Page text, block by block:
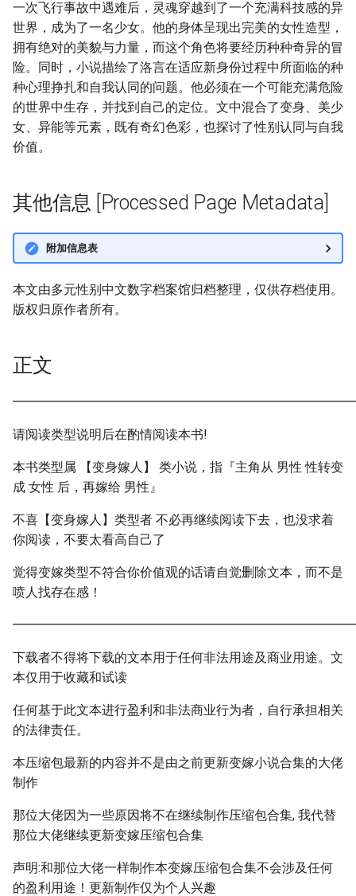
一次飞行事故中遇难后，灵魂穿越到了一个充满科技感的异
世界，成为了一名少女。他的身体呈现出完美的女性造型，
拥有绝对的美貌与力量，而这个角色将要经历种种奇异的冒
险。同时，小说描绘了洛言在适应新身份过程中所面临的种
种心理挣扎和自我认同的问题。他必须在一个可能充满危险
的世界中生存，并找到自己的定位。文中混合了变身、美少
女、异能等元素，既有奇幻色彩，也探讨了性别认同与自我
价值。
其他信息 [Processed Page Metadata]
附加信息表
本文由多元性别中文数字档案馆归档整理，仅供存档使用。
版权归原作者所有。
正文
请阅读类型说明后在酌情阅读本书!
本书类型属 【变身嫁人】 类小说，指『主角从 男性 性转变
成 女性 后，再嫁给 男性』
不喜【变身嫁人】类型者 不必再继续阅读下去，也没求着
你阅读，不要太看高自己了
觉得变嫁类型不符合你价值观的话请自觉删除文本，而不是
喷人找存在感！
下载者不得将下载的文本用于任何非法用途及商业用途。文
本仅用于收藏和试读
任何基于此文本进行盈利和非法商业行为者，自行承担相关
的法律责任。
本压缩包最新的内容并不是由之前更新变嫁小说合集的大佬
制作
那位大佬因为一些原因将不在继续制作压缩包合集, 我代替
那位大佬继续更新变嫁压缩包合集
声明:和那位大佬一样制作本变嫁压缩包合集不会涉及任何
的盈利用途！更新制作仅为个人兴趣